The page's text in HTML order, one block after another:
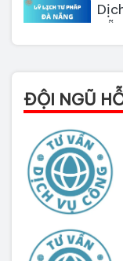
cho
ĐỘI NGŨ